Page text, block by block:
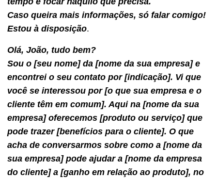
Caso queira mais informações, só falar comigo!
Estou à disposição.
Olá, João, tudo bem?
Sou o [seu nome] da [nome da sua empresa] e
encontrei o seu contato por [indicação]. Vi que
você se interessou por [o que sua empresa e o
cliente têm em comum]. Aqui na [nome da sua
empresa] oferecemos [produto ou serviço] que
pode trazer [benefícios para o cliente]. O que
acha de conversarmos sobre como a [nome da
sua empresa] pode ajudar a [nome da empresa
do cliente] a [ganho em relação ao produto], no